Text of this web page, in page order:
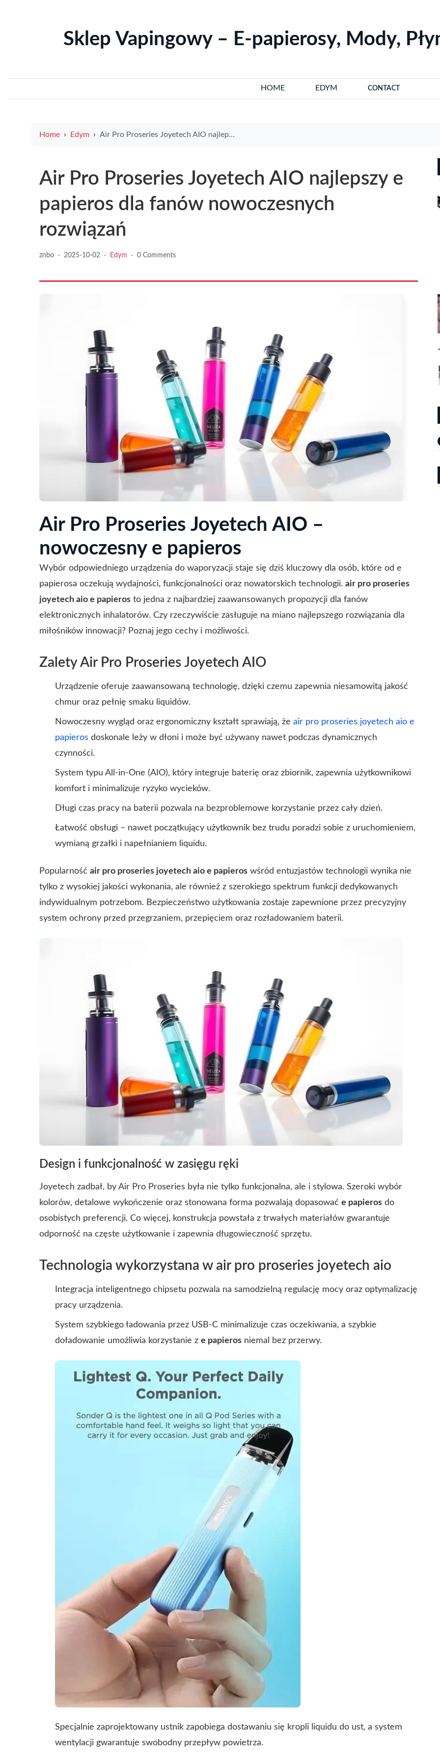
Sklep Vapingowy – E-papierosy, Mody,
HOME EDYM CONTACT
Home Edym Air Pro Proseries Joyetech AIO najlepszy e papieros dla fanów nowoczesnych rozwiązań
Air Pro Proseries Joyetech AIO najlepszy e
papieros dla fanów nowoczesnych
rozwiązań
znbo · 2025-10-02 · Edym · 0 Comments
Air Pro Proseries Joyetech AIO –
nowoczesny e papieros
Wybór odpowiedniego urządzenia do waporyzacji staje się dziś kluczowy dla osób, które od e
papierosa oczekują wydajności, funkcjonalności oraz nowatorskich technologii. air pro proseries
joyetech aio e papieros to jedna z najbardziej zaawansowanych propozycji dla fanów
elektronicznych inhalatorów. Czy rzeczywiście zasługuje na miano najlepszego rozwiązania dla
miłośników innowacji? Poznaj jego cechy i możliwości.
Zalety Air Pro Proseries Joyetech AIO
Urządzenie oferuje zaawansowaną technologię, dzięki czemu zapewnia niesamowitą jakość
chmur oraz pełnię smaku liquidów.
Nowoczesny wygląd oraz ergonomiczny kształt sprawiają, że air pro proseries joyetech aio e
papieros doskonale leży w dłoni i może być używany nawet podczas dynamicznych
czynności.
System typu All-in-One (AIO), który integruje baterię oraz zbiornik, zapewnia użytkownikowi
komfort i minimalizuje ryzyko wycieków.
Długi czas pracy na baterii pozwala na bezproblemowe korzystanie przez cały dzień.
Łatwość obsługi – nawet początkujący użytkownik bez trudu poradzi sobie z uruchomieniem,
wymianą grzałki i napełnianiem liquidu.
Popularność air pro proseries joyetech aio e papieros wśród entuzjastów technologii wynika nie
tylko z wysokiej jakości wykonania, ale również z szerokiego spektrum funkcji dedykowanych
indywidualnym potrzebom. Bezpieczeństwo użytkowania zostaje zapewnione przez precyzyjny
system ochrony przed przegrzaniem, przepięciem oraz rozładowaniem baterii.
Design i funkcjonalność w zasięgu ręki
Joyetech zadbał, by Air Pro Proseries była nie tylko funkcjonalna, ale i stylowa. Szeroki wybór
kolorów, detalowe wykończenie oraz stonowana forma pozwalają dopasować e papieros do
osobistych preferencji. Co więcej, konstrukcja powstała z trwałych materiałów gwarantuje
odporność na częste użytkowanie i zapewnia długowieczność sprzętu.
Technologia wykorzystana w air pro proseries joyetech aio
Integracja inteligentnego chipsetu pozwala na samodzielną regulację mocy oraz optymalizację
pracy urządzenia.
System szybkiego ładowania przez USB-C minimalizuje czas oczekiwania, a szybkie
doładowanie umożliwia korzystanie z e papieros niemal bez przerwy.
Specjalnie zaprojektowany ustnik zapobiega dostawaniu się kropli liquidu do ust, a system
wentylacji gwarantuje swobodny przepływ powietrza.